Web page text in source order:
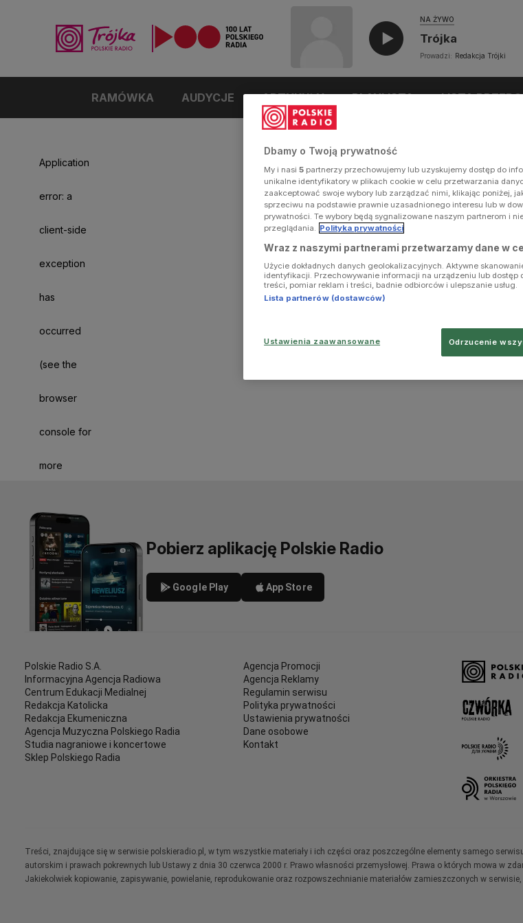
NA ŻYWO
Trójka
Prowadzi: Redakcja Trójki
RAMÓWKA AUDYCJE ARTYKUŁY PLAYLISTA LISTA
Application
error: a
client-side
exception
has
occurred
(see the
browser
console for
more
Pobierz aplikację Polskie Radio
Google Play App Store
Polskie Radio S.A.
Informacyjna Agencja Radiowa
Centrum Edukacji Medialnej
Redakcja Katolicka
Redakcja Ekumeniczna
Agencja Muzyczna Polskiego Radia
Studia nagraniowe i koncertowe
Sklep Polskiego Radia
Agencja Promocji
Agencja Reklamy
Regulamin serwisu
Polityka prywatności
Ustawienia prywatności
Dane osobowe
Kontakt
Treści, znajdujące się w serwisie polskieradio.pl, w tym wszystkie materiały i ich części oraz poszczególne elementy samego
autorskim i prawach pokrewnych lub Ustawy z dnia 30 czerwca 2000 r. Prawo własności przemysłowej. Prawa o których mowa w
Jakiekolwiek kopiowanie, zapisywanie, powielanie, reprodukowanie oraz rozpowszechnianie materiałów zamieszczonych w
Dbamy o Twoją prywatność
My i nasi 5 partnerzy przechowujemy lub uzyskujemy dostęp do
unikalne identyfikatory w plikach cookie w celu przetwarzania
zaakceptować swoje wybory lub zarządzać nimi, klikając poniżej,
sprzeciwu na podstawie prawnie uzasadnionego interesu lub w
prywatności. Te wybory będą sygnalizowane naszym partnerom i
przeglądania. Polityka prywatności
Wraz z naszymi partnerami przetwarzamy dane w
Użycie dokładnych danych geolokalizacyjnych. Aktywne
identyfikacji. Przechowywanie informacji na urządzeniu lub dostęp
treści, pomiar reklam i treści, badnie odbiorców i ulepszanie usług.
Lista partnerów (dostawców)
Ustawienia zaawansowane Odrzucenie